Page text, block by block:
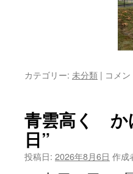
カテゴリー: 未分類 | 青
く
か
な
コメ
青雲高く か
日”
投稿日: 2026年8月6日 作成